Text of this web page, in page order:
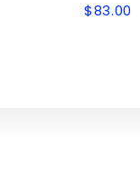
Regular
$83.00